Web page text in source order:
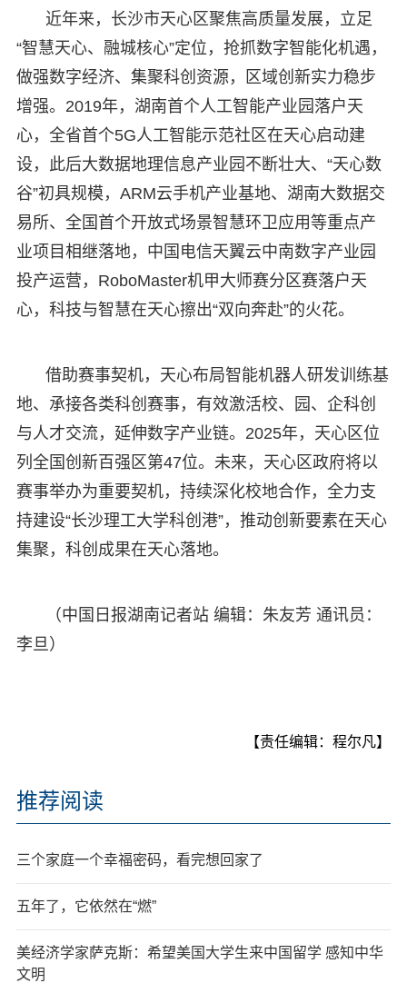
近年来，长沙市天心区聚焦高质量发展，立足
“智慧天心、融城核心”定位，抢抓数字智能化机遇，
做强数字经济、集聚科创资源，区域创新实力稳步
增强。2019年，湖南首个人工智能产业园落户天
心，全省首个5G人工智能示范社区在天心启动建
设，此后大数据地理信息产业园不断壮大、“天心数
谷”初具规模，ARM云手机产业基地、湖南大数据交
易所、全国首个开放式场景智慧环卫应用等重点产
业项目相继落地，中国电信天翼云中南数字产业园
投产运营，RoboMaster机甲大师赛分区赛落户天
心，科技与智慧在天心擦出“双向奔赴”的火花。
借助赛事契机，天心布局智能机器人研发训练基
地、承接各类科创赛事，有效激活校、园、企科创
与人才交流，延伸数字产业链。2025年，天心区位
列全国创新百强区第47位。未来，天心区政府将以
赛事举办为重要契机，持续深化校地合作，全力支
持建设“长沙理工大学科创港”，推动创新要素在天心
集聚，科创成果在天心落地。
（中国日报湖南记者站 编辑：朱友芳 通讯员：
李旦）
【责任编辑：程尔凡】
推荐阅读
三个家庭一个幸福密码，看完想回家了
五年了，它依然在“燃”
美经济学家萨克斯：希望美国大学生来中国留学 感知中华
文明